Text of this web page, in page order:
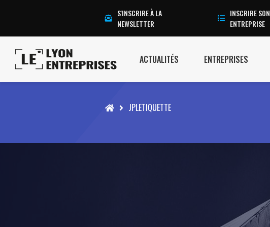
S'INSCRIRE À LA
NEWSLETTER
INSCRIRE SON
ENTREPRISE
ACTUALITÉS ENTREPRISES
Accueil JPLETIQUETTE